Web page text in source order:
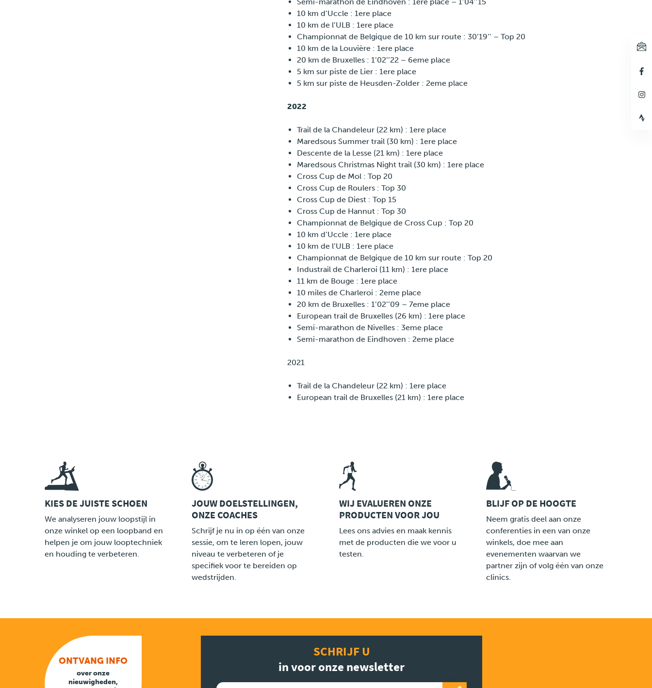
10 km d’Uccle : 1ere place
10 km de l’ULB : 1ere place
Championnat de Belgique de 10 km sur route : 30’19’’ – Top 20
10 km de la Louvière : 1ere place
20 km de Bruxelles : 1’02’’22 – 6eme place
5 km sur piste de Lier : 1ere place
5 km sur piste de Heusden-Zolder : 2eme place
2022
Trail de la Chandeleur (22 km) : 1ere place
Maredsous Summer trail (30 km) : 1ere place
Descente de la Lesse (21 km) : 1ere place
Maredsous Christmas Night trail (30 km) : 1ere place
Cross Cup de Mol : Top 20
Cross Cup de Roulers : Top 30
Cross Cup de Diest : Top 15
Cross Cup de Hannut : Top 30
Championnat de Belgique de Cross Cup : Top 20
10 km d’Uccle : 1ere place
10 km de l’ULB : 1ere place
Championnat de Belgique de 10 km sur route : Top 20
Industrail de Charleroi (11 km) : 1ere place
11 km de Bouge : 1ere place
10 miles de Charleroi : 2eme place
20 km de Bruxelles : 1’02’’09 – 7eme place
European trail de Bruxelles (26 km) : 1ere place
Semi-marathon de Nivelles : 3eme place
Semi-marathon de Eindhoven : 2eme place
2021
Trail de la Chandeleur (22 km) : 1ere place
European trail de Bruxelles (21 km) : 1ere place
KIES DE JUISTE SCHOEN
We analyseren jouw loopstijl in
onze winkel op een loopband en
helpen je om jouw looptechniek
en houding te verbeteren.
LINK
JOUW DOELSTELLINGEN,
ONZE COACHES
Schrijf je nu in op één van onze
sessie, om te leren lopen, jouw
niveau te verbeteren of je
specifiek voor te bereiden op
wedstrijden.
LINK
WIJ EVALUEREN ONZE
PRODUCTEN VOOR JOU
Lees ons advies en maak kennis
met de producten die we voor u
testen.
BLIJF OP DE HOOGTE
Neem gratis deel aan onze
conferenties in een van onze
winkels, doe mee aan
evenementen waarvan we
partner zijn of volg één van onze
clinics.
ONTVANG INFO
over onze
nieuwigheden,
SCHRIJF U
in voor onze newsletter